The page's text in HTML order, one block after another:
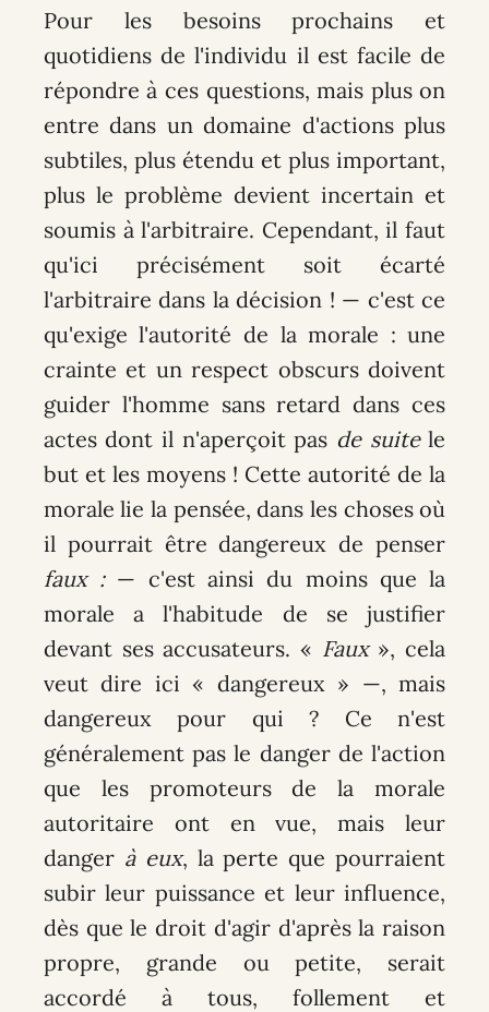
Pour les besoins prochains et
quotidiens de l'individu il est facile de
répondre à ces questions, mais plus on
entre dans un domaine d'actions plus
subtiles, plus étendu et plus important,
plus le problème devient incertain et
soumis à l'arbitraire. Cependant, il faut
qu'ici précisément soit écarté
l'arbitraire dans la décision ! — c'est ce
qu'exige l'autorité de la morale : une
crainte et un respect obscurs doivent
guider l'homme sans retard dans ces
actes dont il n'aperçoit pas de suitele
but et les moyens ! Cette autorité de la
morale lie la pensée, dans les choses où
il pourrait être dangereux de penser
faux :— c'est ainsi du moins que la
morale a l'habitude de se justifier
devant ses accusateurs. « Faux», cela
veut dire ici « dangereux » —, mais
dangereux pour qui ? Ce n'est
généralement pas le danger de l'action
que les promoteurs de la morale
autoritaire ont en vue, mais leur
danger à eux, la perte que pourraient
subir leur puissance et leur influence,
dès que le droit d'agir d'après la raison
propre, grande ou petite, serait
accordé à tous, follement et